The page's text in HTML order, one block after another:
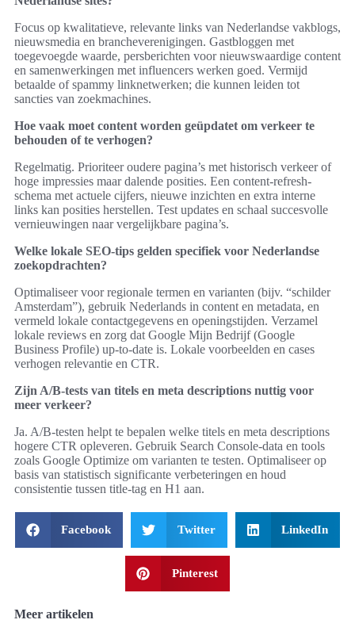
Focus op kwalitatieve, relevante links van Nederlandse vakblogs,
nieuwsmedia en brancheverenigingen. Gastbloggen met
toegevoegde waarde, persberichten voor nieuwswaardige content
en samenwerkingen met influencers werken goed. Vermijd
betaalde of spammy linknetwerken; die kunnen leiden tot
sancties van zoekmachines.
Hoe vaak moet content worden geüpdatet om verkeer te
behouden of te verhogen?
Regelmatig. Prioriteer oudere pagina’s met historisch verkeer of
hoge impressies maar dalende posities. Een content-refresh-
schema met actuele cijfers, nieuwe inzichten en extra interne
links kan posities herstellen. Test updates en schaal succesvolle
vernieuwingen naar vergelijkbare pagina’s.
Welke lokale SEO-tips gelden specifiek voor Nederlandse
zoekopdrachten?
Optimaliseer voor regionale termen en varianten (bijv. “schilder
Amsterdam”), gebruik Nederlands in content en metadata, en
vermeld lokale contactgegevens en openingstijden. Verzamel
lokale reviews en zorg dat Google Mijn Bedrijf (Google
Business Profile) up-to-date is. Lokale voorbeelden en cases
verhogen relevantie en CTR.
Zijn A/B-tests van titels en meta descriptions nuttig voor
meer verkeer?
Ja. A/B-testen helpt te bepalen welke titels en meta descriptions
hogere CTR opleveren. Gebruik Search Console-data en tools
zoals Google Optimize om varianten te testen. Optimaliseer op
basis van statistisch significante verbeteringen en houd
consistentie tussen title-tag en H1 aan.
Facebook Twitter LinkedIn
Pinterest
Meer artikelen